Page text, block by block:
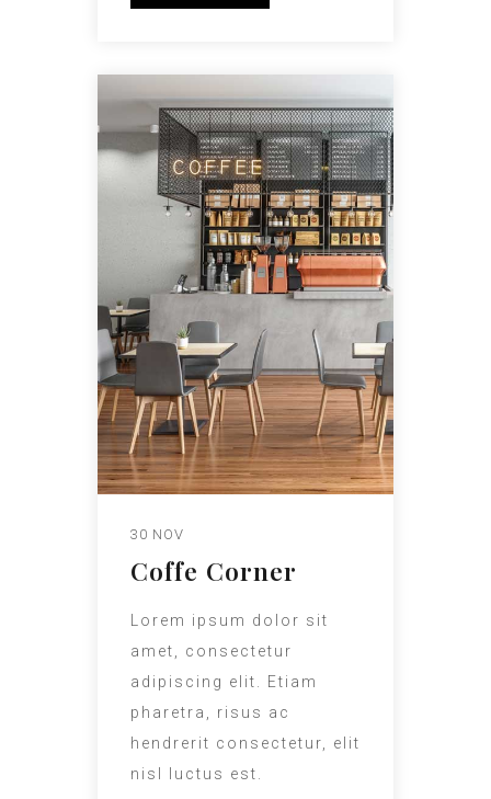
30 NOV
Coffe Corner
Lorem ipsum dolor sit
amet, consectetur
adipiscing elit. Etiam
pharetra, risus ac
hendrerit consectetur, elit
nisl luctus est.